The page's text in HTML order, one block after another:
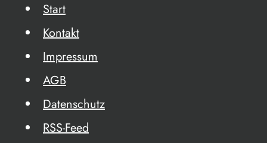
Start
Kontakt
Impressum
AGB
Datenschutz
RSS-Feed